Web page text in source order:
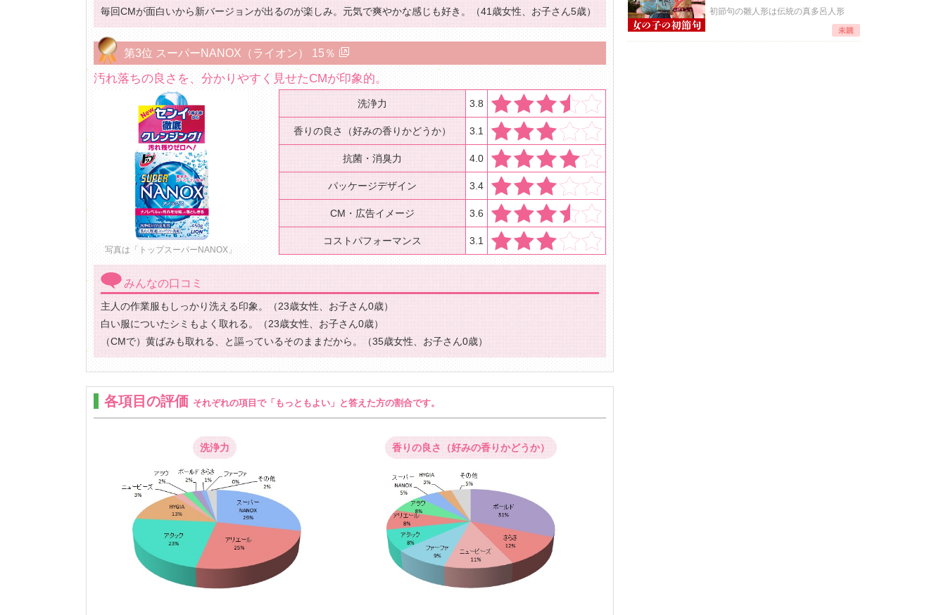
毎回CMが面白いから新バージョンが出るのが楽しみ。元気で爽やかな感じも好き。（41歳女性、お子さん5歳）
第3位 スーパーNANOX（ライオン） 15％
汚れ落ちの良さを、分かりやすく見せたCMが印象的。
写真は「トップスーパーNANOX」
洗浄力 3.8
香りの良さ（好みの香りかどうか） 3.1
抗菌・消臭力 4.0
パッケージデザイン 3.4
CM・広告イメージ 3.6
コストパフォーマンス 3.1
みんなの口コミ
主人の作業服もしっかり洗える印象。（23歳女性、お子さん0歳）
白い服についたシミもよく取れる。（23歳女性、お子さん0歳）
（CMで）黄ばみも取れる、と謳っているそのままだから。（35歳女性、お子さん0歳）
各項目の評価 それぞれの項目で「もっともよい」と答えた方の割合です。
洗浄力 香りの良さ（好みの香りかどうか）
初節句の雛人形は伝統の真多呂人形